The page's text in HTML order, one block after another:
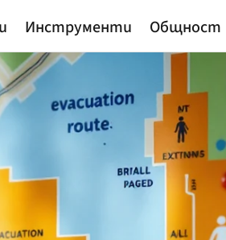
Инструменти Общност